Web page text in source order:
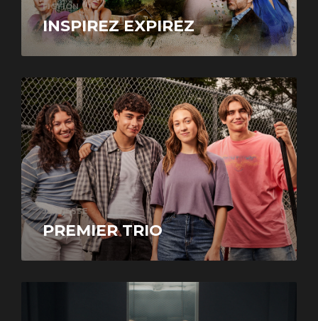
FICTION
INSPIREZ EXPIREZ
JEUNESSE
PREMIER TRIO